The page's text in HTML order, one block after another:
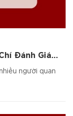
Đánh Giá
người quan